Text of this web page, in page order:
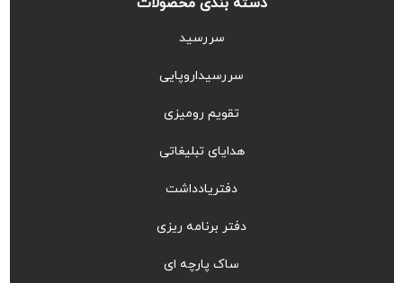
سررسید
سررسیداروپایی
تقویم رومیزی
هدایای تبلیغاتی
دفتریادداشت
دفتر برنامه ریزی
ساک پارچه ای